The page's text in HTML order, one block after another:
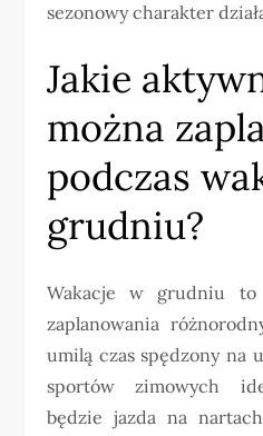
sezonowy charakter
Jakie
można
podczas
grudniu?
Wakacje w grudniu to
zaplanowania
umilą czas spędzony na
sportów zimowych
będzie jazda na